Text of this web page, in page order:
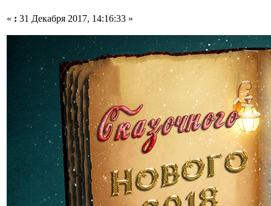
« : 31 Декабря 2017, 14:16:33 »